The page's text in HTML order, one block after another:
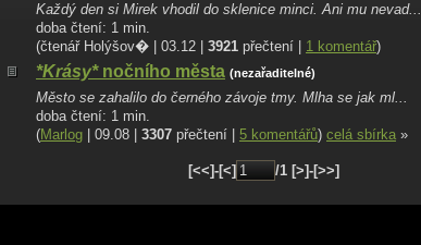
Každý den si Mirek vhodil do sklenice minci. Ani mu nevad...
doba čtení: 1 min.
(čtenář Holýšov� | 03.12 | 3921 přečtení | 1 komentář)
*Krásy*nočního města (nezařaditelné)
Město se zahalilo do černého závoje tmy. Mlha se jak ml...
doba čtení: 1 min.
(Marlog | 09.08 | 3307 přečtení | 5 komentářů) celá sbírka »
[<<]-[<] /1 [>]-[>>]